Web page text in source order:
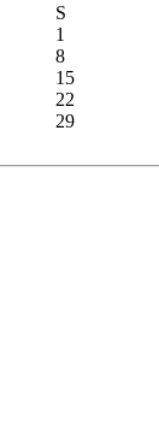
S
1
8
15
22
29